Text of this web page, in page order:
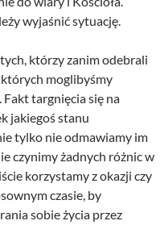
wyjaśnić sytuację.
którzy zanim odebrali
moglibyśmy
targnięcia się na
jakiegoś stanu
tylko nie odmawiamy im
czynimy żadnych różnic w
korzystamy z okazji czy
czasie, by
sobie życia przez